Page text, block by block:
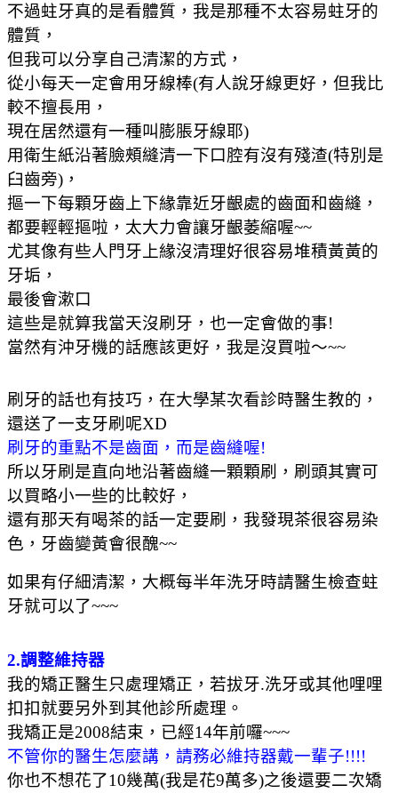
不過蛀牙真的是看體質，我是那種不太容易蛀牙的
體質，
但我可以分享自己清潔的方式，
從小每天一定會用牙線棒(有人說牙線更好，但我比
較不擅長用，
現在居然還有一種叫膨脹牙線耶)
用衛生紙沿著臉頰縫清一下口腔有沒有殘渣(特別是
臼齒旁)，
摳一下每顆牙齒上下緣靠近牙齦處的齒面和齒縫，
都要輕輕摳啦，太大力會讓牙齦萎縮喔~~
尤其像有些人門牙上緣沒清理好很容易堆積黃黃的
牙垢，
最後會漱口
這些是就算我當天沒刷牙，也一定會做的事!
當然有沖牙機的話應該更好，我是沒買啦～~~
刷牙的話也有技巧，在大學某次看診時醫生教的，
還送了一支牙刷呢XD
刷牙的重點不是齒面，而是齒縫喔!
所以牙刷是直向地沿著齒縫一顆顆刷，刷頭其實可
以買略小一些的比較好，
還有那天有喝茶的話一定要刷，我發現茶很容易染
色，牙齒變黃會很醜~~
如果有仔細清潔，大概每半年洗牙時請醫生檢查蛀
牙就可以了~~~
2.調整維持器
我的矯正醫生只處理矯正，若拔牙.洗牙或其他哩哩
扣扣就要另外到其他診所處理。
我矯正是2008結束，已經14年前囉~~~
不管你的醫生怎麼講，請務必維持器戴一輩子!!!!
你也不想花了10幾萬(我是花9萬多)之後還要二次矯